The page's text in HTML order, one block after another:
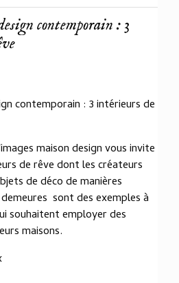
contemporain : 3
contemporain : 3 intérieurs de
maison design vous invite
de rêve dont les créateurs
de déco de manières
sont des exemples à
souhaitent employer des
maisons.